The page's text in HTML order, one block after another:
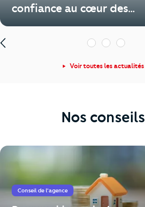
confiance au cœur des
enjeux de 2026
1 2 3
Voir toutes les actualités
Nos conseils
Conseil de l'agence